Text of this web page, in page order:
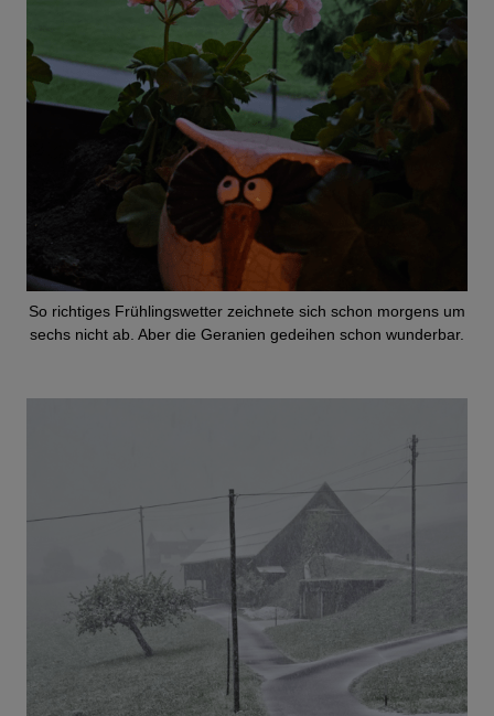
So richtiges Frühlingswetter zeichnete sich schon morgens um
sechs nicht ab. Aber die Geranien gedeihen schon wunderbar.